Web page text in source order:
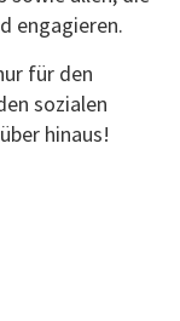
engagieren.
für den
sozialen
hinaus!